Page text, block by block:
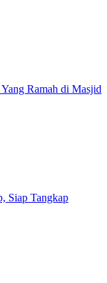
Ramah di Masjid
Siap Tangkap